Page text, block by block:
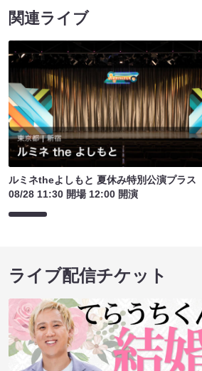
関連ライブ
ルミネtheよしもと 夏休み特別公演プラス
08/28 11:30 開場 12:00 開演
ライブ配信チケット